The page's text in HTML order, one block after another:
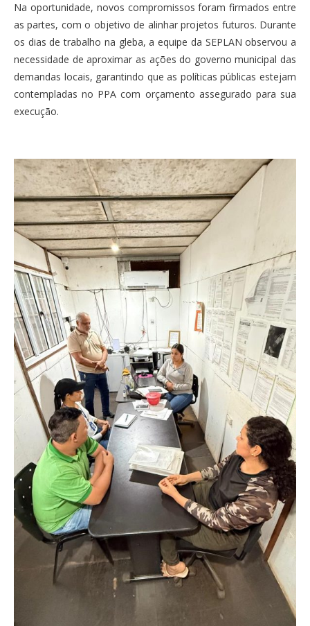
Na oportunidade, novos compromissos foram firmados entre
as partes, com o objetivo de alinhar projetos futuros. Durante
os dias de trabalho na gleba, a equipe da SEPLAN observou a
necessidade de aproximar as ações do governo municipal das
demandas locais, garantindo que as políticas públicas estejam
contempladas no PPA com orçamento assegurado para sua
execução.